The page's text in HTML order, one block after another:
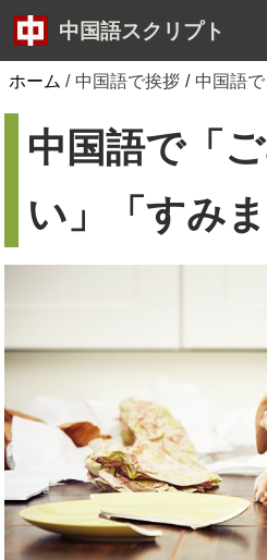
中国語スクリプト
ホーム / 中国語で挨拶 / 中国語で
中国語で「
い」「すみま